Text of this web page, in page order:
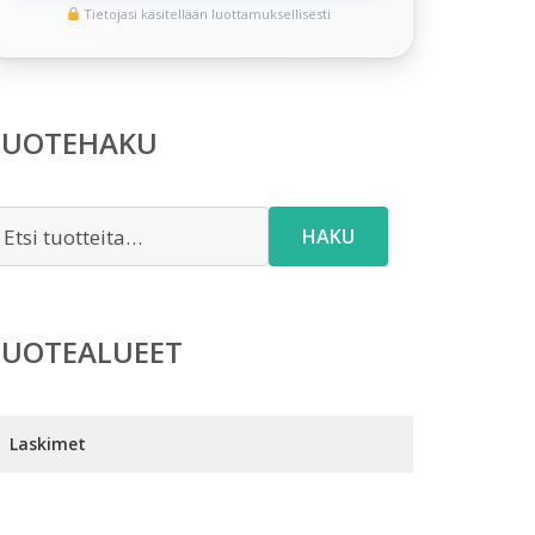
Tietojasi käsitellään luottamuksellisesti
HAKU
Laskimet